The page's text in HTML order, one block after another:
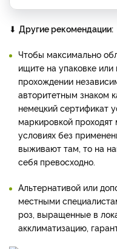
⬇ Другие рекомендации:
Чтобы максимально
ищите на упаковке
прохождении
авторитетным знаком
немецкий сертификат
маркировкой
условиях без
выживают там, то на
себя превосходно.
Альтернативой или
местными
роз, выращенные в
акклиматизацию,